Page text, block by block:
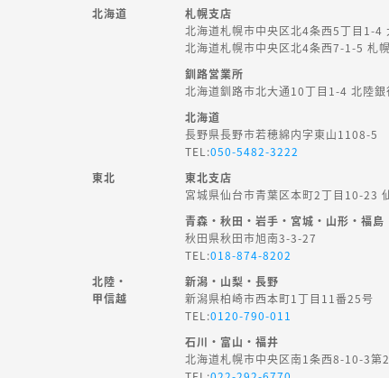
北海道
札幌支店
北海道札幌市中央区北4条西5丁目1-4
北海道札幌市中央区北4条西7-1-5 札
釧路営業所
北海道釧路市北大通10丁目1-4 北陸
北海道
長野県長野市若穂綿内字東山1108-5
TEL:050-5482-3222
東北
東北支店
宮城県仙台市青葉区本町2丁目10-23
青森・秋田・岩手・宮城・山形・福島
秋田県秋田市旭南3-3-27
TEL:018-874-8202
北陸・
甲信越
新潟・山梨・長野
新潟県柏崎市西本町1丁目11番25号
TEL:0120-790-011
石川・富山・福井
北海道札幌市中央区南1条西8-10-3第